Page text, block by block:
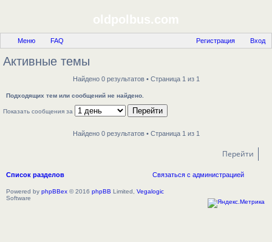
oldpolbus.com
Меню FAQ Вход
Регистрация
Активные темы
Найдено 0 результатов • Страница 1 из 1
Подходящих тем или сообщений не найдено.
Показать сообщения за
Найдено 0 результатов • Страница 1 из 1
Перейти
Список разделов Связаться с администрацией
Powered by phpBBex © 2016 phpBB Limited, Vegalogic
Software